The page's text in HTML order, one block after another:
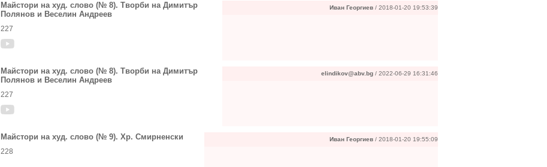
Майстори на худ. слово (№ 8). Творби на Димитър
Полянов и Веселин Андреев
227
Иван Георгиев / 2018-01-20 19:53:39
Майстори на худ. слово (№ 8). Творби на Димитър
Полянов и Веселин Андреев
227
elindikov@abv.bg / 2022-06-29 16:31:46
Майстори на худ. слово (№ 9). Хр. Смирненски
228
Иван Георгиев / 2018-01-20 19:55:09